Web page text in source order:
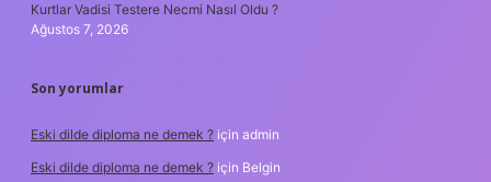
Kurtlar Vadisi Testere Necmi Nasıl Oldu ?
Ağustos 7, 2026
Son yorumlar
Eski dilde diploma ne demek ? için admin
Eski dilde diploma ne demek ? için Belgin